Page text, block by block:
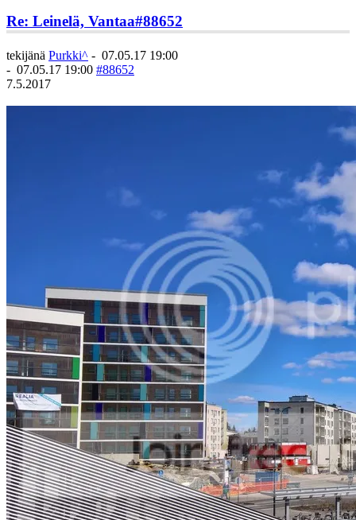
Re: Leinelä, Vantaa#88652
tekijänä Purkki^ - 07.05.17 19:00
- 07.05.17 19:00 #88652
7.5.2017